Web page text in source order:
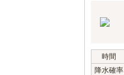
時間
降水確率